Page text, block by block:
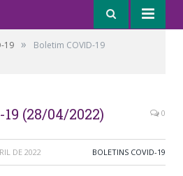
19 »
Boletim COVID-19
(28/04/2022) 0
DE 2022 BOLETINS COVID-19